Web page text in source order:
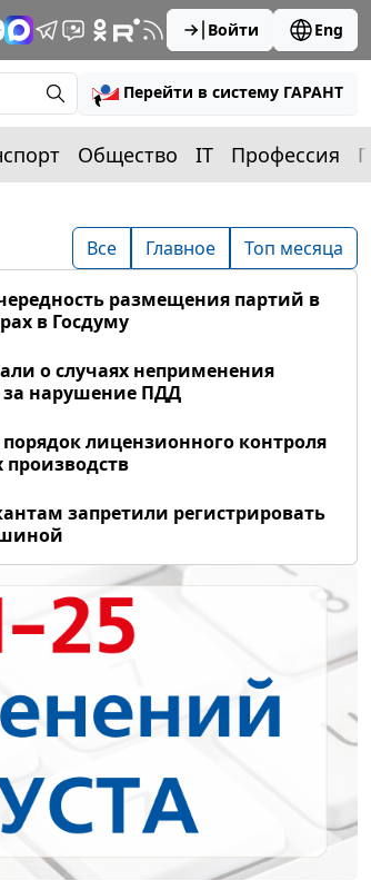
Войти Eng
Перейти в систему ГАРАНТ
Общество IT Профессия
Все Главное Топ месяца
размещения партий в
в Госдуму
о случаях неприменения
нарушение ПДД
лицензионного контроля
запретили регистрировать